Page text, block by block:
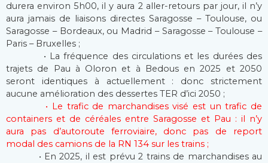
durera environ 5h00, il y aura 2 aller-retours par jour, il n’y
aura jamais de liaisons directes Saragosse – Toulouse, ou
Saragosse – Bordeaux, ou Madrid – Saragosse – Toulouse –
Paris – Bruxelles ;
• La fréquence des circulations et les durées des
trajets de Pau à Oloron et à Bedous en 2025 et 2050
seront identiques à actuellement : donc strictement
aucune amélioration des dessertes TER d’ici 2050 ;
• Le trafic de marchandises visé est un trafic de
containers et de céréales entre Saragosse et Pau : il n’y
aura pas d’autoroute ferroviaire, donc pas de report
modal des camions de la RN 134 sur les trains ;
• En 2025, il est prévu 2 trains de marchandises au